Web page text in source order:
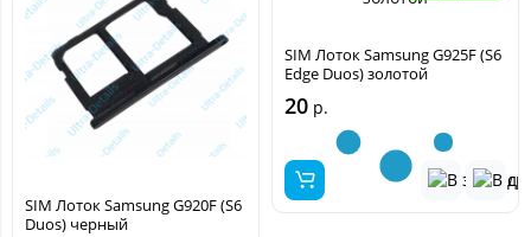
SIM Лоток Samsung G920F (S6
Duos) черный
SIM Лоток Samsung G925F (S6
Edge Duos) золотой
20 р.